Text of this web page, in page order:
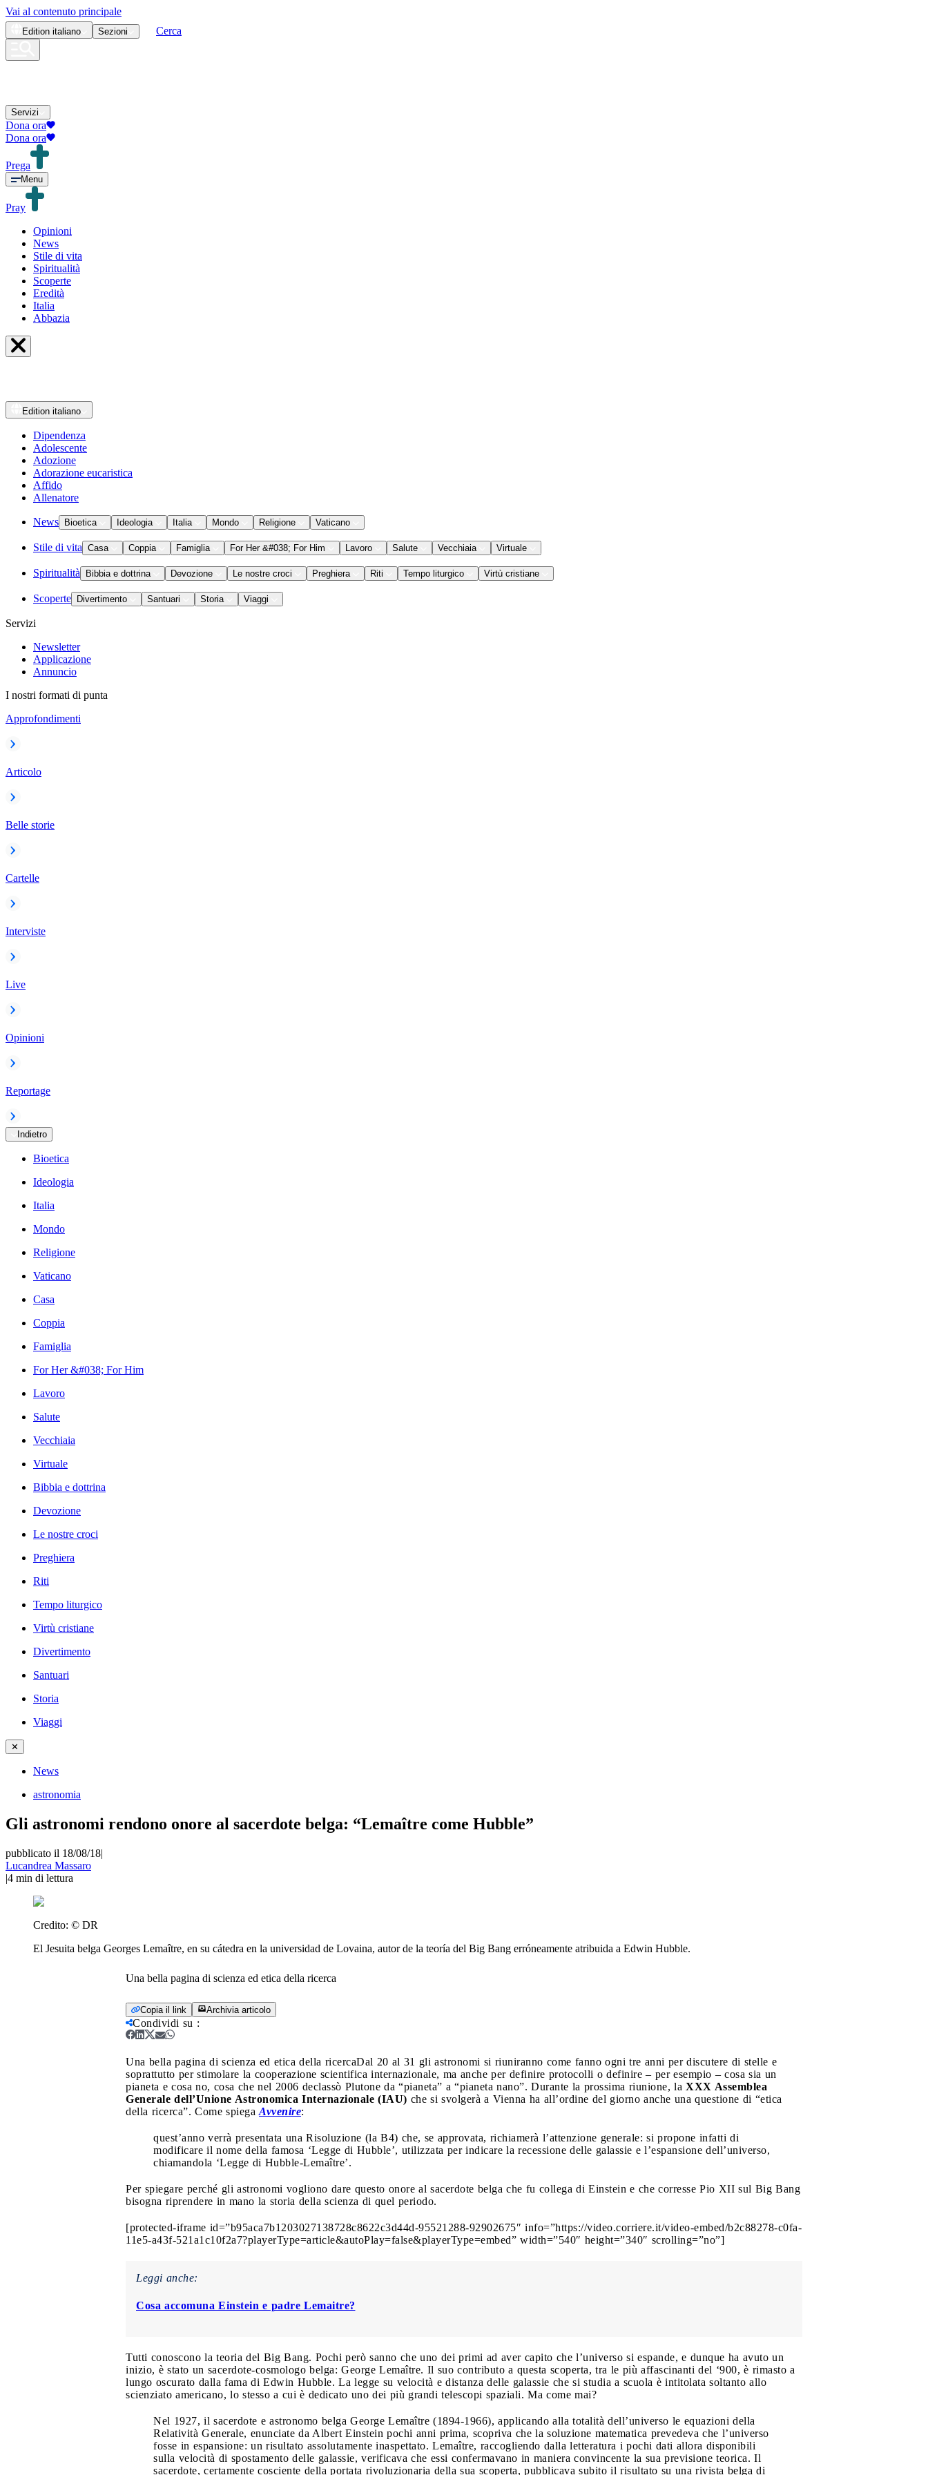
Vai al contenuto principale
Edition italiano Sezioni Cerca
Servizi
Dona ora
Dona ora
Prega
Menu
Pray
Opinioni
News
Stile di vita
Spiritualità
Scoperte
Eredità
Italia
Abbazia
Edition italiano
Dipendenza
Adolescente
Adozione
Adorazione eucaristica
Affido
Allenatore
News Bioetica Ideologia Italia Mondo Religione Vaticano
Stile di vita Casa Coppia Famiglia For Her &#038; For Him Lavoro Salute Vecchiaia Virtuale
Spiritualità Bibbia e dottrina Devozione Le nostre croci Preghiera Riti Tempo liturgico Virtù cristiane
Scoperte Divertimento Santuari Storia Viaggi
Servizi
Newsletter
Applicazione
Annuncio
I nostri formati di punta
Approfondimenti
Articolo
Belle storie
Cartelle
Interviste
Live
Opinioni
Reportage
Indietro
Bioetica
Ideologia
Italia
Mondo
Religione
Vaticano
Casa
Coppia
Famiglia
For Her &#038; For Him
Lavoro
Salute
Vecchiaia
Virtuale
Bibbia e dottrina
Devozione
Le nostre croci
Preghiera
Riti
Tempo liturgico
Virtù cristiane
Divertimento
Santuari
Storia
Viaggi
✕
News
astronomia
Gli astronomi rendono onore al sacerdote belga: “Lemaître come Hubble”
pubblicato il 18/08/18|
Lucandrea Massaro
|4 min di lettura
Credito: © DR
El Jesuita belga Georges Lemaître, en su cátedra en la universidad de Lovaina, autor de la teoría del Big Bang erróneamente atribuida a Edwin Hubble.
Una bella pagina di scienza ed etica della ricerca
Copia il link Archivia articolo
Condividi su :
Una bella pagina di scienza ed etica della ricercaDal 20 al 31 gli astronomi si riuniranno come fanno ogni tre anni per discutere di stelle e
soprattutto per stimolare la cooperazione scientifica internazionale, ma anche per definire protocolli o definire – per esempio – cosa sia un
pianeta e cosa no, cosa che nel 2006 declassò Plutone da “pianeta” a “pianeta nano”. Durante la prossima riunione, la XXX Assemblea
Generale dell’Unione Astronomica Internazionale (IAU) che si svolgerà a Vienna ha all’ordine del giorno anche una questione di “etica
della ricerca”. Come spiega Avvenire:
quest’anno verrà presentata una Risoluzione (la B4) che, se approvata, richiamerà l’attenzione generale: si propone infatti di
modificare il nome della famosa ‘Legge di Hubble’, utilizzata per indicare la recessione delle galassie e l’espansione dell’universo,
chiamandola ‘Legge di Hubble-Lemaître’.
Per spiegare perché gli astronomi vogliono dare questo onore al sacerdote belga che fu collega di Einstein e che corresse Pio XII sul Big Bang
bisogna riprendere in mano la storia della scienza di quel periodo.
[protected-iframe id=”b95aca7b1203027138728c8622c3d44d-95521288-92902675″ info=”https://video.corriere.it/video-embed/b2c88278-c0fa-
11e5-a43f-521a1c10f2a7?playerType=article&autoPlay=false&playerType=embed” width=”540″ height=”340″ scrolling=”no”]
Leggi anche:
Cosa accomuna Einstein e padre Lemaitre?
Tutti conoscono la teoria del Big Bang. Pochi però sanno che uno dei primi ad aver capito che l’universo si espande, e dunque ha avuto un
inizio, è stato un sacerdote-cosmologo belga: George Lemaître. Il suo contributo a questa scoperta, tra le più affascinanti del ‘900, è rimasto a
lungo oscurato dalla fama di Edwin Hubble. La legge su velocità e distanza delle galassie che si studia a scuola è intitolata soltanto allo
scienziato americano, lo stesso a cui è dedicato uno dei più grandi telescopi spaziali. Ma come mai?
Nel 1927, il sacerdote e astronomo belga George Lemaître (1894-1966), applicando alla totalità dell’universo le equazioni della
Relatività Generale, enunciate da Albert Einstein pochi anni prima, scopriva che la soluzione matematica prevedeva che l’universo
fosse in espansione: un risultato assolutamente inaspettato. Lemaître, raccogliendo dalla letteratura i pochi dati allora disponibili
sulla velocità di spostamento delle galassie, verificava che essi confermavano in maniera convincente la sua previsione teorica. Il
sacerdote, certamente cosciente della portata rivoluzionaria della sua scoperta, pubblicava subito il risultato su una rivista belga di